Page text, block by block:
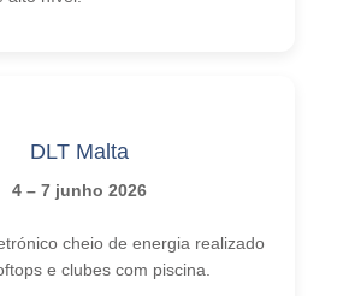
DLT Malta
4 – 7 junho 2026
cheio de energia realizado
e clubes com piscina.